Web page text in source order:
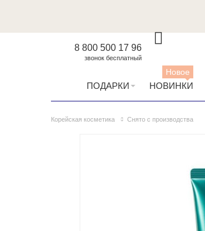
8 800 500 17 96
звонок бесплатный
ПОДАРКИ НОВИНКИ
Новое
Корейская косметика Снято с производства